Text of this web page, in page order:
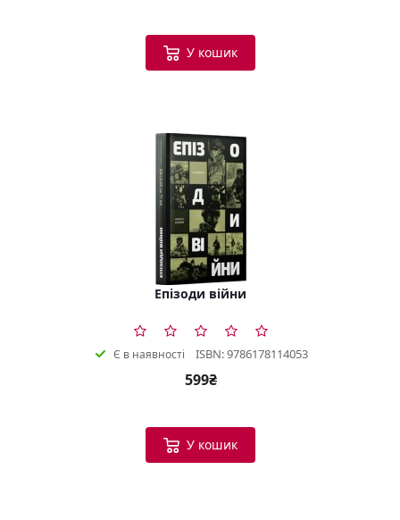
У кошик
Епізоди війни
Є в наявності ISBN: 9786178114053
599₴
У кошик